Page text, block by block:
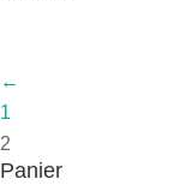
←
1
2
Panier